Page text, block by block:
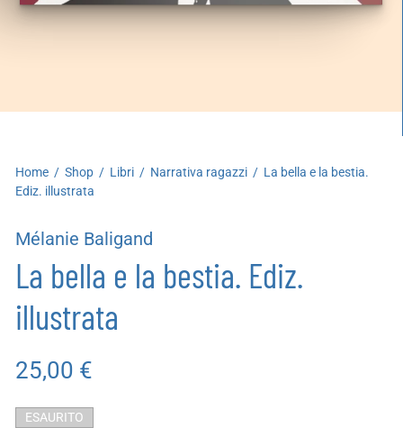
Home / Shop / Libri / Narrativa ragazzi / La bella e la bestia.
Ediz. illustrata
Mélanie Baligand
La bella e la bestia. Ediz.
illustrata
25,00 €
ESAURITO